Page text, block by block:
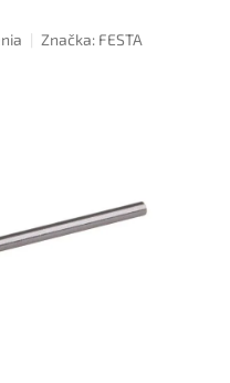
Značka: FESTA